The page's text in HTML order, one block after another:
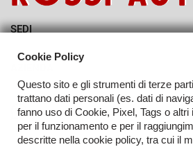
SEDI
Sede di Abbiategrasso
Contatti
Cookie Policy
Questo sito e gli strumenti di terze
trattano dati personali (es. dati di
fanno uso di Cookie, Pixel, Tags o
per il funzionamento e per il
descritte nella cookie policy, tra cui il